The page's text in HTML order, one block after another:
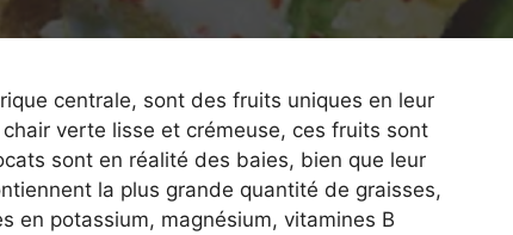
centrale, sont des fruits uniques en leur
verte lisse et crémeuse, ces fruits sont
sont en réalité des baies, bien que leur
la plus grande quantité de graisses,
en potassium, magnésium, vitamines B